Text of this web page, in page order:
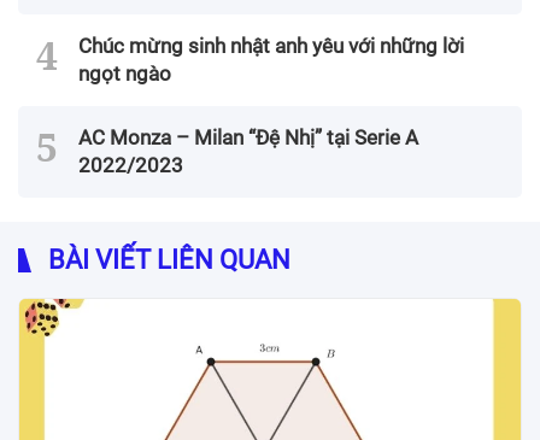
Chúc mừng sinh nhật anh yêu với những lời
ngọt ngào
AC Monza – Milan “Đệ Nhị” tại Serie A
2022/2023
BÀI VIẾT LIÊN QUAN